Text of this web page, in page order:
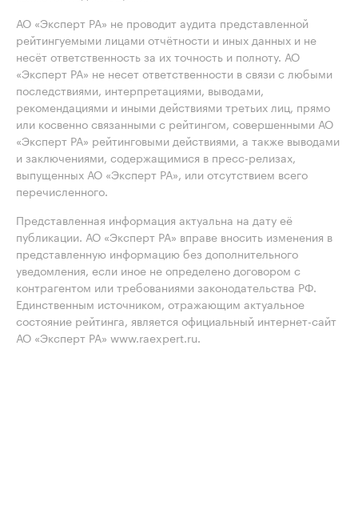
АО «Эксперт РА» не проводит аудита представленной
рейтингуемыми лицами отчётности и иных данных и не
несёт ответственность за их точность и полноту. АО
«Эксперт РА» не несет ответственности в связи с любыми
последствиями, интерпретациями, выводами,
рекомендациями и иными действиями третьих лиц, прямо
или косвенно связанными с рейтингом, совершенными АО
«Эксперт РА» рейтинговыми действиями, а также выводами
и заключениями, содержащимися в пресс-релизах,
выпущенных АО «Эксперт РА», или отсутствием всего
перечисленного.
Представленная информация актуальна на дату её
публикации. АО «Эксперт РА» вправе вносить изменения в
представленную информацию без дополнительного
уведомления, если иное не определено договором с
контрагентом или требованиями законодательства РФ.
Единственным источником, отражающим актуальное
состояние рейтинга, является официальный интернет-сайт
АО «Эксперт РА» www.raexpert.ru.